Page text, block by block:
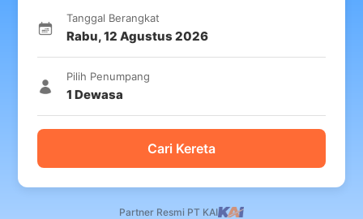
Tanggal Berangkat
Rabu,12 Agustus 2026
Pilih Penumpang
1 Dewasa
Cari Kereta
Partner Resmi PT KAI